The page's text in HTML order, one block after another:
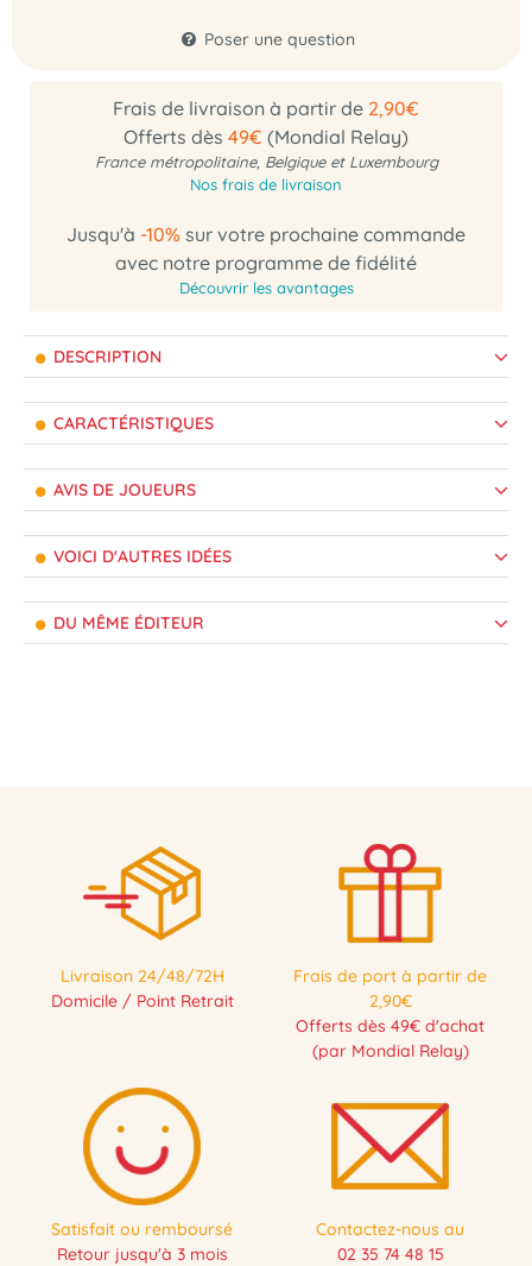
Poser une question
Frais de livraison à partir de 2,90€
Offerts dès 49€ (Mondial Relay)
France métropolitaine, Belgique et Luxembourg
Nos frais de livraison
Jusqu'à -10% sur votre prochaine commande
avec notre programme de fidélité
Découvrir les avantages
DESCRIPTION
CARACTÉRISTIQUES
AVIS DE JOUEURS
VOICI D'AUTRES IDÉES
DU MÊME ÉDITEUR
Livraison 24/48/72H
Domicile / Point Retrait
Frais de port à partir de
2,90€
Offerts dès 49€ d'achat
(par Mondial Relay)
Satisfait ou remboursé
Retour jusqu'à 3 mois
Contactez-nous au
02 35 74 48 15